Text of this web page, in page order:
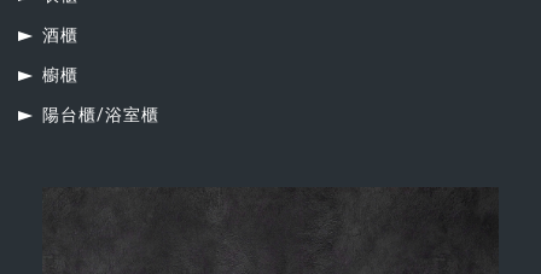
酒櫃
櫥櫃
陽台櫃/浴室櫃